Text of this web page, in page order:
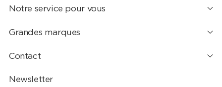
Notre service pour vous
Grandes marques
Contact
Newsletter